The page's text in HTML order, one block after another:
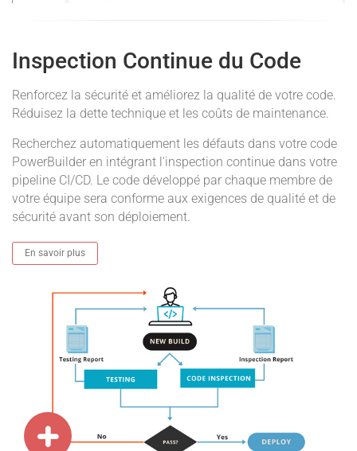
Inspection Continue du Code
Renforcez la sécurité et améliorez la qualité de votre code.
Réduisez la dette technique et les coûts de maintenance.
Recherchez automatiquement les défauts dans votre code
PowerBuilder en intégrant l'inspection continue dans votre
pipeline CI/CD. Le code développé par chaque membre de
votre équipe sera conforme aux exigences de qualité et de
sécurité avant son déploiement.
En savoir plus